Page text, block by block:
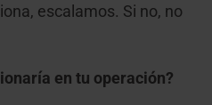
escalamos. Si no, no
en tu operación?